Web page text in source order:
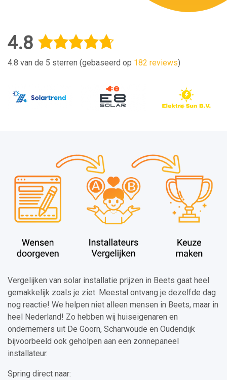
4.8
4.8 van de 5 sterren (gebaseerd op 182 reviews)
Vergelijken van solar installatie prijzen in Beets gaat heel
gemakkelijk zoals je ziet. Meestal ontvang je dezelfde dag
nog reactie! We helpen niet alleen mensen in Beets, maar in
heel Nederland! Zo hebben wij huiseigenaren en
ondernemers uit De Goorn, Scharwoude en Oudendijk
bijvoorbeeld ook geholpen aan een zonnepaneel
installateur.
Spring direct naar: